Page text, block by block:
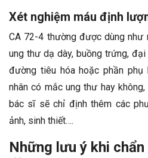
Xét nghiệm máu định
CA 72-4 thường được dùng
ung thư dạ dày, buồng trứng,
đường tiêu hóa hoặc phần phụ
nhân có mắc ung thư hay
bác sĩ sẽ chỉ định thêm các
ảnh, sinh thiết….
Những lưu ý khi